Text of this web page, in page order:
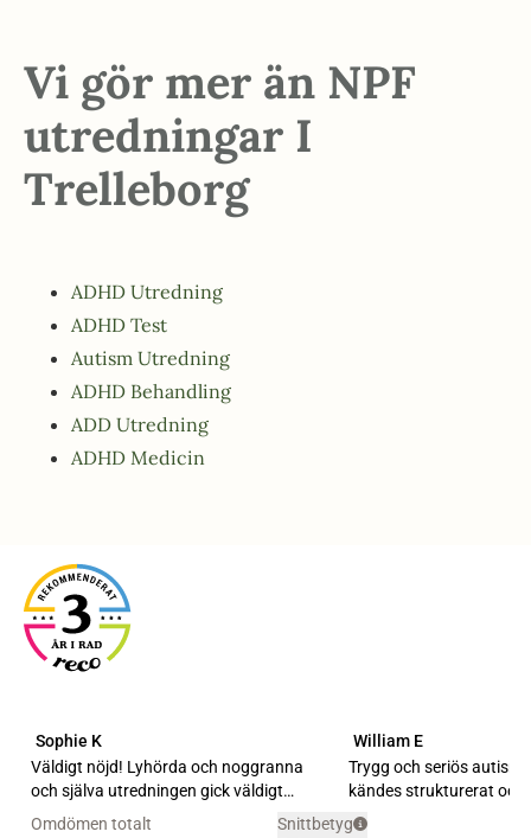
Vi gör mer än NPF
utredningar I
Trelleborg
ADHD Utredning
ADHD Test
Autism Utredning
ADHD Behandling
ADD Utredning
ADHD Medicin